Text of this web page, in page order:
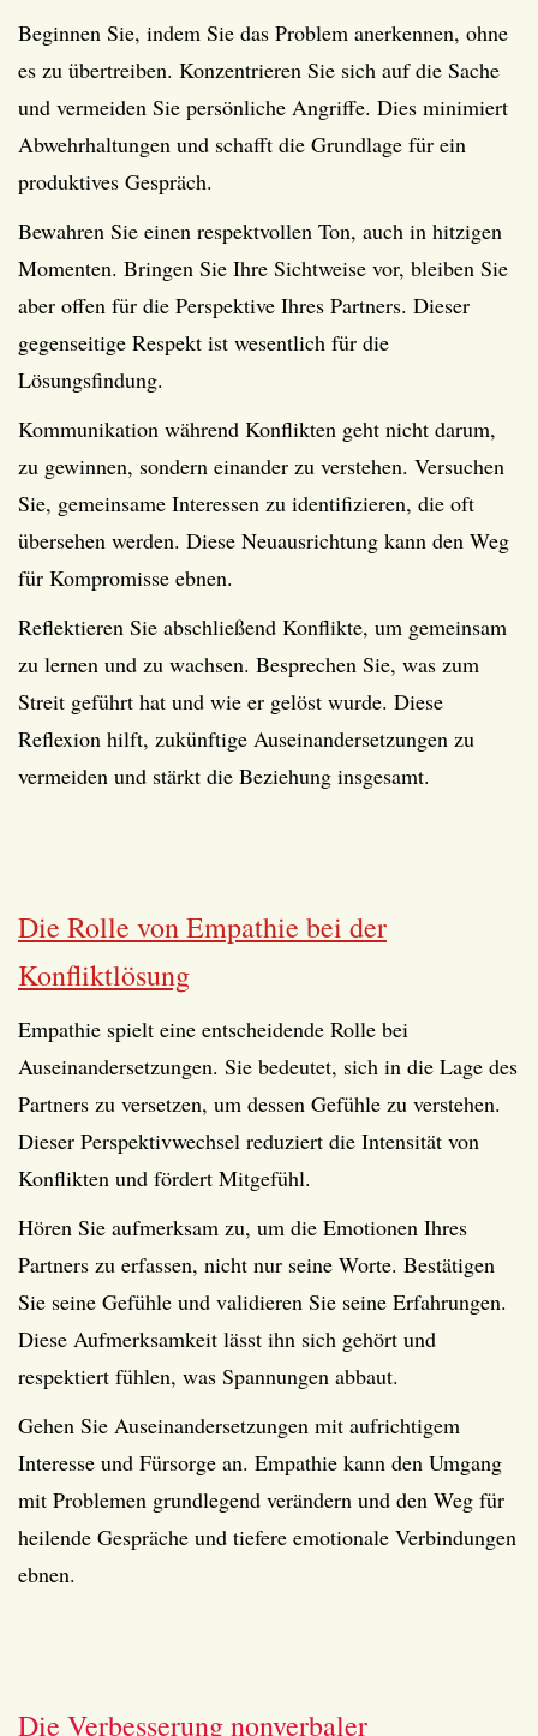
Beginnen Sie, indem Sie das Problem anerkennen, ohne
es zu übertreiben. Konzentrieren Sie sich auf die Sache
und vermeiden Sie persönliche Angriffe. Dies minimiert
Abwehrhaltungen und schafft die Grundlage für ein
produktives Gespräch.
Bewahren Sie einen respektvollen Ton, auch in hitzigen
Momenten. Bringen Sie Ihre Sichtweise vor, bleiben Sie
aber offen für die Perspektive Ihres Partners. Dieser
gegenseitige Respekt ist wesentlich für die
Lösungsfindung.
Kommunikation während Konflikten geht nicht darum,
zu gewinnen, sondern einander zu verstehen. Versuchen
Sie, gemeinsame Interessen zu identifizieren, die oft
übersehen werden. Diese Neuausrichtung kann den Weg
für Kompromisse ebnen.
Reflektieren Sie abschließend Konflikte, um gemeinsam
zu lernen und zu wachsen. Besprechen Sie, was zum
Streit geführt hat und wie er gelöst wurde. Diese
Reflexion hilft, zukünftige Auseinandersetzungen zu
vermeiden und stärkt die Beziehung insgesamt.
Die Rolle von Empathie bei der
Konfliktlösung
Empathie spielt eine entscheidende Rolle bei
Auseinandersetzungen. Sie bedeutet, sich in die Lage des
Partners zu versetzen, um dessen Gefühle zu verstehen.
Dieser Perspektivwechsel reduziert die Intensität von
Konflikten und fördert Mitgefühl.
Hören Sie aufmerksam zu, um die Emotionen Ihres
Partners zu erfassen, nicht nur seine Worte. Bestätigen
Sie seine Gefühle und validieren Sie seine Erfahrungen.
Diese Aufmerksamkeit lässt ihn sich gehört und
respektiert fühlen, was Spannungen abbaut.
Gehen Sie Auseinandersetzungen mit aufrichtigem
Interesse und Fürsorge an. Empathie kann den Umgang
mit Problemen grundlegend verändern und den Weg für
heilende Gespräche und tiefere emotionale Verbindungen
ebnen.
Die Verbesserung nonverbaler